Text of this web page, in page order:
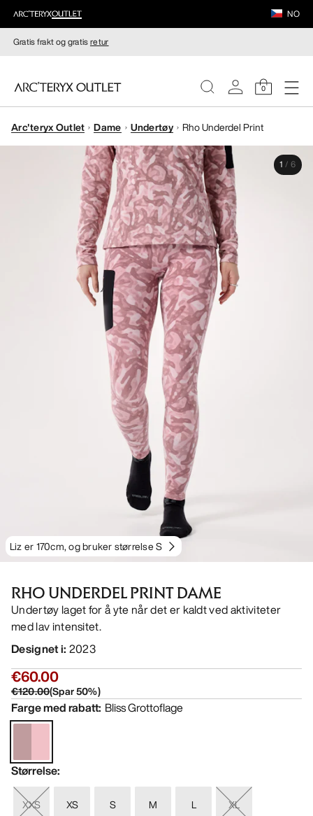
NO
Gratis frakt og gratisretur
0
DAMER
Arc'teryx Outlet Dame Undertøy Rho Underdel Print
Liz er 170cm, og bruker størrelse S
1 / 6
RHO UNDERDEL PRINT DAME
Undertøy laget for å yte når det er kaldt ved aktiviteter
med lav intensitet.
Designet i: 2023
€60.00
€120.00(Spar50%)
Farge med rabatt: Bliss Grottoflage
Størrelse:
XXS XS S M L
XL